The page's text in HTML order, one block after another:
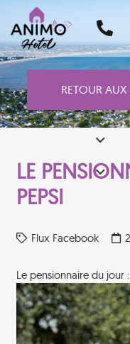
RETOUR
LE
PEPSI
Flux Facebook
Le pensionnaire du jour